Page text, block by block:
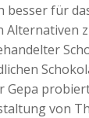
besser für
Alternativen
Gepa
von